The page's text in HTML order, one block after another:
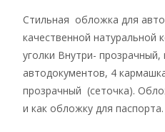
Стильная обложка для
качественной натуральной
уголки Внутри-
автодокументов, 4
прозрачный (сеточка).
и как обложку для паспорта.